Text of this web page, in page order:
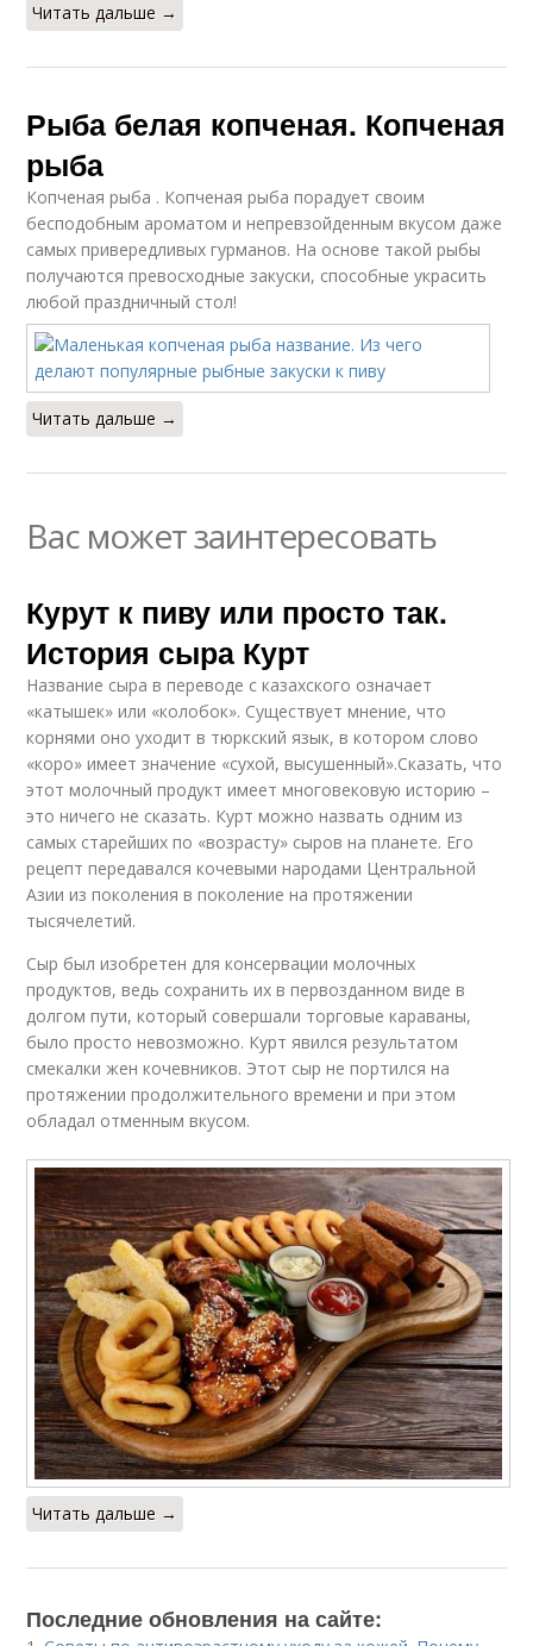
Читать дальше →
Рыба белая копченая. Копченая
рыба
Копченая рыба . Копченая рыба порадует своим
бесподобным ароматом и непревзойденным вкусом даже
самых привередливых гурманов. На основе такой рыбы
получаются превосходные закуски, способные украсить
любой праздничный стол!
Читать дальше →
Вас может заинтересовать
Курут к пиву или просто так.
История сыра Курт
Название сыра в переводе с казахского означает
«катышек» или «колобок». Существует мнение, что
корнями оно уходит в тюркский язык, в котором слово
«коро» имеет значение «сухой, высушенный».Сказать, что
этот молочный продукт имеет многовековую историю –
это ничего не сказать. Курт можно назвать одним из
самых старейших по «возрасту» сыров на планете. Его
рецепт передавался кочевыми народами Центральной
Азии из поколения в поколение на протяжении
тысячелетий.
Сыр был изобретен для консервации молочных
продуктов, ведь сохранить их в первозданном виде в
долгом пути, который совершали торговые караваны,
было просто невозможно. Курт явился результатом
смекалки жен кочевников. Этот сыр не портился на
протяжении продолжительного времени и при этом
обладал отменным вкусом.
Читать дальше →
Последние обновления на сайте: